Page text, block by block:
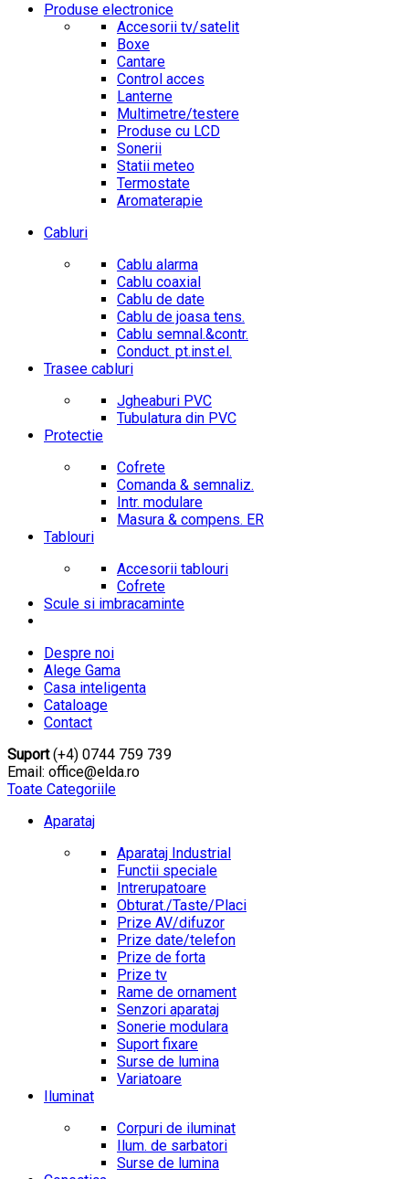
Produse electronice
Accesorii tv/satelit
Boxe
Cantare
Control acces
Lanterne
Multimetre/testere
Produse cu LCD
Sonerii
Statii meteo
Termostate
Aromaterapie
Cabluri
Cablu alarma
Cablu coaxial
Cablu de date
Cablu de joasa tens.
Cablu semnal.&contr.
Conduct. pt.inst.el.
Trasee cabluri
Jgheaburi PVC
Tubulatura din PVC
Protectie
Cofrete
Comanda & semnaliz.
Intr. modulare
Masura & compens. ER
Tablouri
Accesorii tablouri
Cofrete
Scule si imbracaminte
Despre noi
Alege Gama
Casa inteligenta
Cataloage
Contact
Suport(+4) 0744 759 739
Email: office@elda.ro
Toate Categoriile
Aparataj
Aparataj Industrial
Functii speciale
Intrerupatoare
Obturat./Taste/Placi
Prize AV/difuzor
Prize date/telefon
Prize de forta
Prize tv
Rame de ornament
Senzori aparataj
Sonerie modulara
Suport fixare
Surse de lumina
Variatoare
Iluminat
Corpuri de iluminat
Ilum. de sarbatori
Surse de lumina